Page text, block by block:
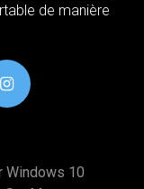
de manière
Windows 10